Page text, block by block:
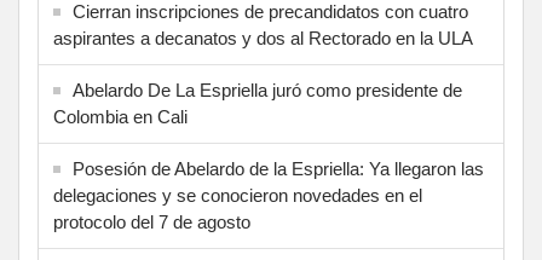
Cierran inscripciones de precandidatos con cuatro
aspirantes a decanatos y dos al Rectorado en la ULA
Abelardo De La Espriella juró como presidente de
Colombia en Cali
Posesión de Abelardo de la Espriella: Ya llegaron las
delegaciones y se conocieron novedades en el
protocolo del 7 de agosto